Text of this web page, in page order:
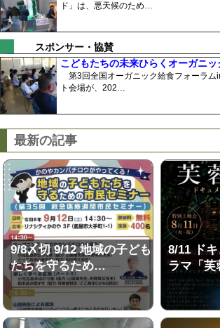
ド」は、悪天候のため…
スポンサー・協賛
こどもたちの未来ひらくオーガニ
第3回全国オーガニック給食フォーラム
ト会場が、202…
最新の記事
9/8〆切 9/12 地域の子ども
たちを守るため…
8/11 ド
ラマ「芙